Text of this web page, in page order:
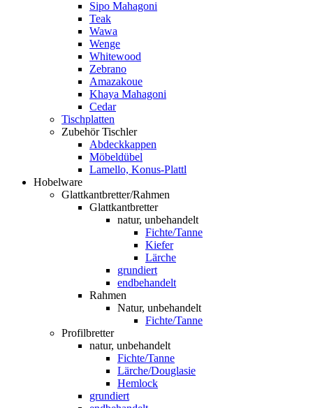
Sipo Mahagoni
Teak
Wawa
Wenge
Whitewood
Zebrano
Amazakoue
Khaya Mahagoni
Cedar
Tischplatten
Zubehör Tischler
Abdeckkappen
Möbeldübel
Lamello, Konus-Plattl
Hobelware
Glattkantbretter/Rahmen
Glattkantbretter
natur, unbehandelt
Fichte/Tanne
Kiefer
Lärche
grundiert
endbehandelt
Rahmen
Natur, unbehandelt
Fichte/Tanne
Profilbretter
natur, unbehandelt
Fichte/Tanne
Lärche/Douglasie
Hemlock
grundiert